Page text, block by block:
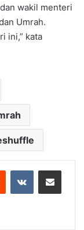
wakil menteri
Umrah.
ini,” kata
Reddit VKontakteShare via Email